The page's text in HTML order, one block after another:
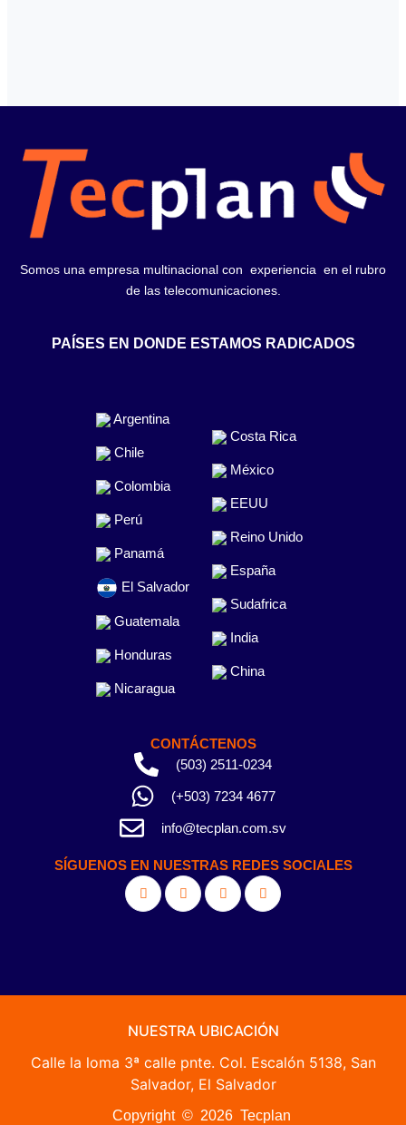
Somos una empresa multinacional con experiencia en el rubro
de las telecomunicaciones.
PAÍSES EN DONDE ESTAMOS RADICADOS
Argentina
Chile
Colombia
Perú
Panamá
El Salvador
Guatemala
Honduras
Nicaragua
Costa Rica
México
EEUU
Reino Unido
España
Sudafrica
India
China
CONTÁCTENOS
(503) 2511-0234
(+503) 7234 4677
info@tecplan.com.sv
SÍGUENOS EN NUESTRAS REDES SOCIALES
NUESTRA UBICACIÓN
Calle la loma 3ª calle pnte. Col. Escalón 5138, San
Salvador, El Salvador
Copyright © 2026 Tecplan